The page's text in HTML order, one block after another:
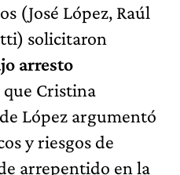
(José López, Raúl
solicitaron
arresto
que Cristina
López argumentó
y riesgos de
arrepentido en la